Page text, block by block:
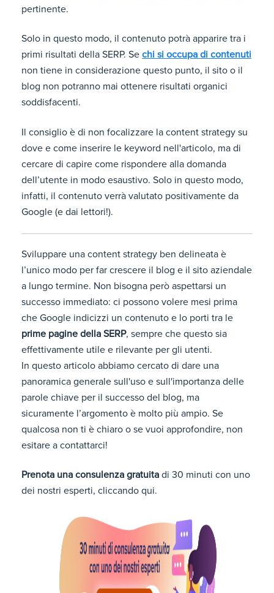
pertinente.
Solo in questo modo, il contenuto potrà apparire tra i
primi risultati della SERP. Se chi si occupa di contenuti
non tiene in considerazione questo punto, il sito o il
blog non potranno mai ottenere risultati organici
soddisfacenti.
Il consiglio è di non focalizzare la content strategy su
dove e come inserire le keyword nell'articolo, ma di
cercare di capire come rispondere alla domanda
dell’utente in modo esaustivo. Solo in questo modo,
infatti, il contenuto verrà valutato positivamente da
Google (e dai lettori!).
Sviluppare una content strategy ben delineata è
l’unico modo per far crescere il blog e il sito aziendale
a lungo termine. Non bisogna però aspettarsi un
successo immediato: ci possono volere mesi prima
che Google indicizzi un contenuto e lo porti tra le
prime pagine della SERP, sempre che questo sia
effettivamente utile e rilevante per gli utenti.
In questo articolo abbiamo cercato di dare una
panoramica generale sull'uso e sull'importanza delle
parole chiave per il successo del blog, ma
sicuramente l’argomento è molto più ampio. Se
qualcosa non ti è chiaro o se vuoi approfondire, non
esitare a contattarci!
Prenota una consulenza gratuita di 30 minuti con uno
dei nostri esperti, cliccando qui.